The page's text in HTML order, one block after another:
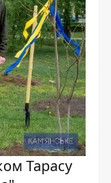
Тарасу